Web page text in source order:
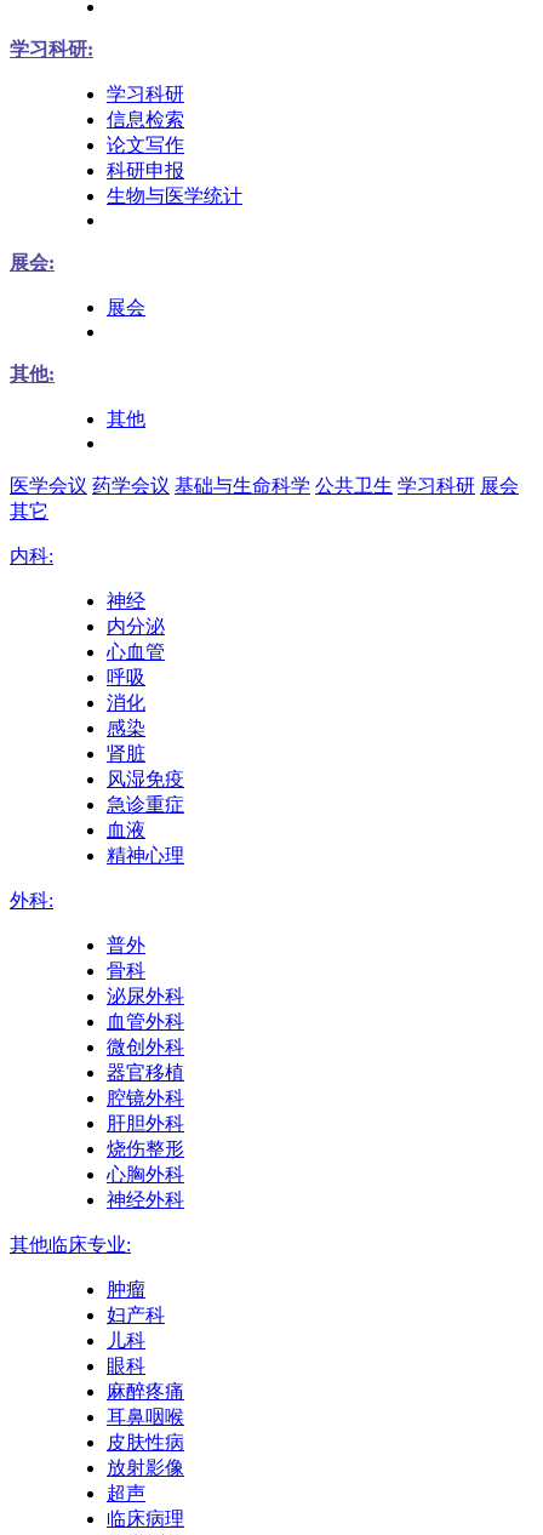
学习科研:
学习科研
信息检索
论文写作
科研申报
生物与医学统计
展会:
展会
其他:
其他
医学会议 药学会议 基础与生命科学 公共卫生 学习科研 展会
其它
内科:
神经
内分泌
心血管
呼吸
消化
感染
肾脏
风湿免疫
急诊重症
血液
精神心理
外科:
普外
骨科
泌尿外科
血管外科
微创外科
器官移植
腔镜外科
肝胆外科
烧伤整形
心胸外科
神经外科
其他临床专业:
肿瘤
妇产科
儿科
眼科
麻醉疼痛
耳鼻咽喉
皮肤性病
放射影像
超声
临床病理